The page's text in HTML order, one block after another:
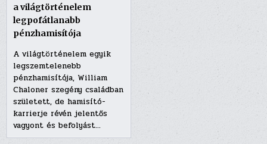
a világtörténelem
legpofátlanabb
pénzhamisítója
A világtörténelem egyik
legszemtelenebb
pénzhamisítója, William
Chaloner szegény családban
született, de hamisító-
karrierje révén jelentős
vagyont és befolyást…